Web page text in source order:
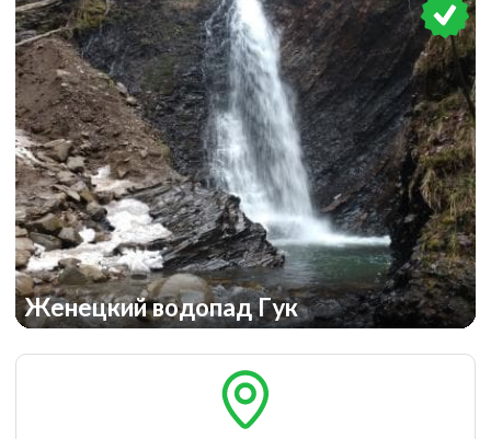
Женецкий водопад Гук